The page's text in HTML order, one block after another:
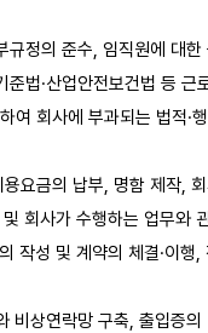
규정의 준수, 임직원에 대한
법·산업안전보건법 등 근
여 회사에 부과되는 법적·
요금의 납부, 명함 제작,
회사가 수행하는 업무와
작성 및 계약의 체결·이행,
비상연락망 구축, 출입증의